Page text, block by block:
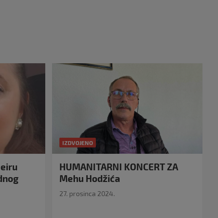
IZDVOJENO
HUMANITARNI KONCERT ZA
Mehu Hodžića
27. prosinca 2024.